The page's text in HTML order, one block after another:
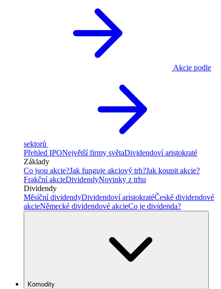
Akcie podle
sektorů
Přehled IPONejvětší firmy světaDividendoví aristokraté
Základy
Co jsou akcie?Jak funguje akciový trh?Jak koupit akcie?
Frakční akcieDividendyNovinky z trhu
Dividendy
Měsíční dividendyDividendoví aristokratéČeské dividendové
akcieNěmecké dividendové akcieCo je dividenda?
Komodity